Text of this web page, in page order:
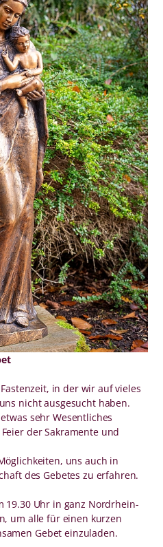
in der wir auf vieles
nicht ausgesucht haben.
sehr Wesentliches
der Sakramente und
uns auch in
des Gebetes zu erfahren.
19.30 Uhr in ganz Nordrhein-
um alle für einen kurzen
Gebet einzuladen.